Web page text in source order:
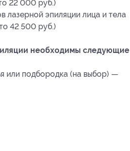
22 000 руб.)
лазерной эпиляции лица и тела
42 500 руб.)
необходимы следующие
или подбородка (на выбор) —